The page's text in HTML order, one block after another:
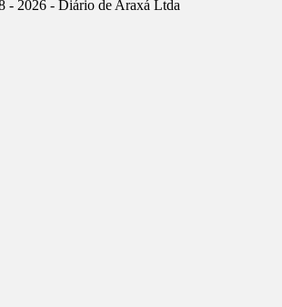
- 2026 - Diário de Araxá Ltda